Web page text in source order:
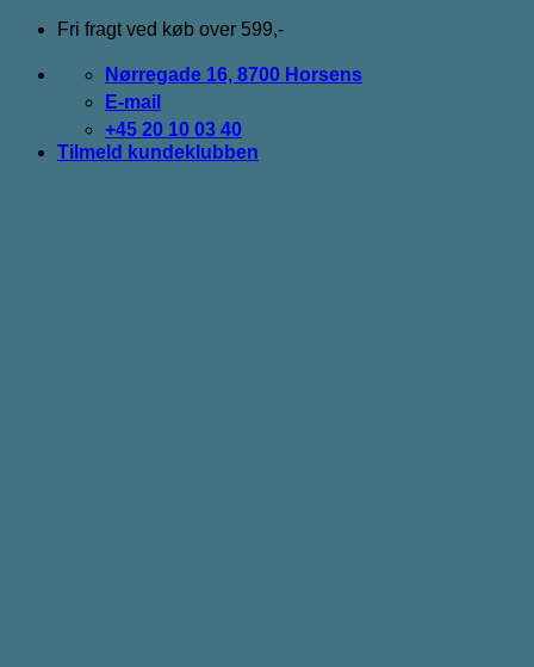
Fortsæt
indhold
Fri fragt ved køb over 599,-
Nørregade 16, 8700 Horsens
E-mail
+45 20 10 03 40
Tilmeld kundeklubben